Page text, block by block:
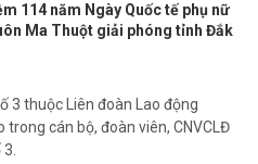
114 năm Ngày Quốc tế phụ nữ
Ma Thuột giải phóng tỉnh Đắk
3 thuộc Liên đoàn Lao động
cán bộ, đoàn viên, CNVCLĐ